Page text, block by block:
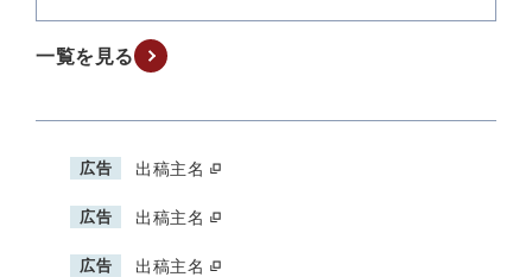
一覧を見る
広告 出稿主名
広告 出稿主名
広告 出稿主名